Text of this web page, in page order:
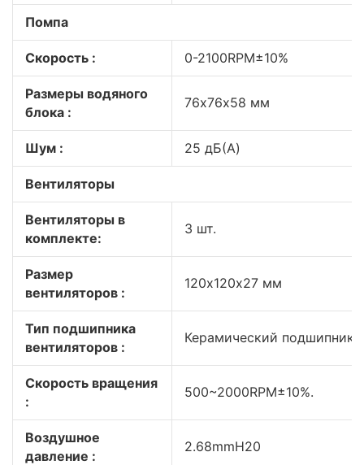
Помпа
Скорость : 0-2100RPM±10%
Размеры водяного
блока :
76х76х58 мм
Шум : 25 дБ(A)
Вентиляторы
Вентиляторы в
комплекте:
3 шт.
Размер
вентиляторов :
120х120х27 мм
Тип подшипника
вентиляторов :
Керамический подшипник
Скорость вращения
:
500~2000RPM±10%.
Воздушное
давление :
2.68mmH20